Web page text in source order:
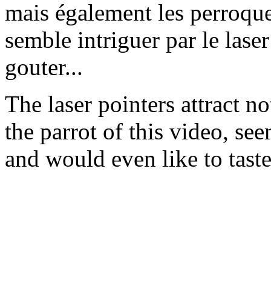
mais également les
semble intriguer par le
gouter...
The laser pointers attract
the parrot of this video,
and would even like to